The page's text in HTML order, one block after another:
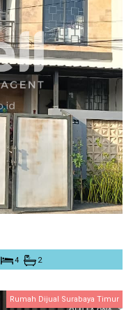
4 2
Rumah Dijual Surabaya Timur